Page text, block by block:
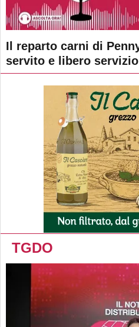
Il reparto carni di
servito e libero servizio
TGDO